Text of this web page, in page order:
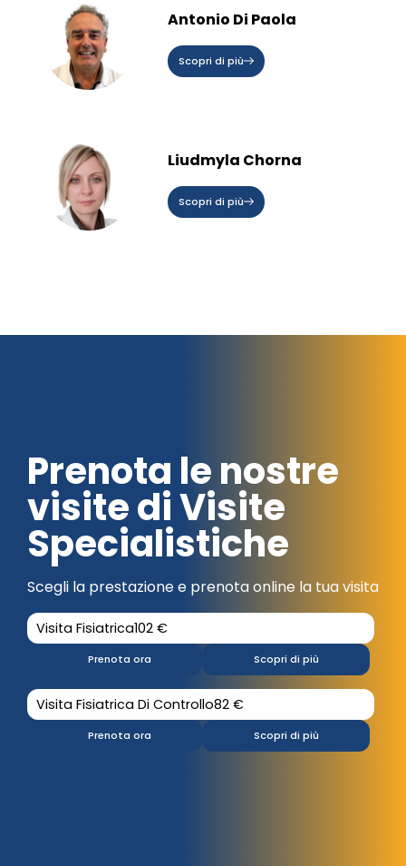
Antonio Di Paola
Scopri di più
Liudmyla Chorna
Scopri di più
Prenota le nostre
visite di Visite
Specialistiche
Scegli la prestazione e prenota online la tua visita
Visita Fisiatrica102 €
Prenota ora Scopri di più
Visita Fisiatrica Di Controllo82 €
Prenota ora Scopri di più